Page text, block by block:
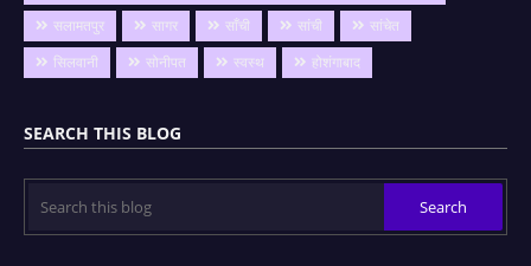
सलामतपुर
सागर साँची सांची
सांचेत
सिलवानी
सोनीपत स्वस्थ होशंगाबाद
SEARCH THIS BLOG